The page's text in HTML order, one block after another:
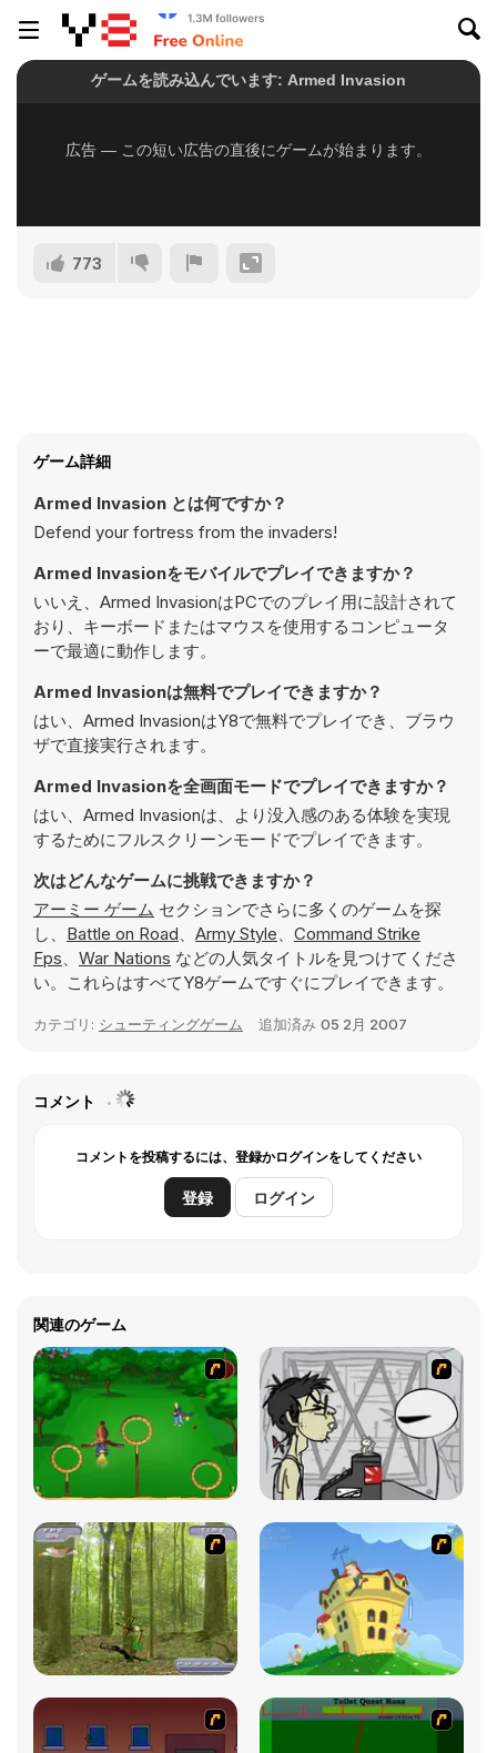
773
ゲーム詳細
Armed Invasion とは何ですか？
Defend your fortress from the invaders!
Armed Invasionをモバイルでプレイできますか？
いいえ、Armed InvasionはPCでのプレイ用に設計されて
おり、キーボードまたはマウスを使用するコンピュータ
ーで最適に動作します。
Armed Invasionは無料でプレイできますか？
はい、Armed InvasionはY8で無料でプレイでき、ブラウ
ザで直接実行されます。
Armed Invasionを全画面モードでプレイできますか？
はい、Armed Invasionは、より没入感のある体験を実現
するためにフルスクリーンモードでプレイできます。
次はどんなゲームに挑戦できますか？
アーミー ゲーム セクションでさらに多くのゲームを探
し、 Battle on Road、 Army Style、 Command Strike
Fps、 War Nations などの人気タイトルを見つけてくださ
い。これらはすべてY8ゲームですぐにプレイできます。
カテゴリ: シューティングゲーム 追加済み 05 2月 2007
コメント
コメントを投稿するには、登録かログインをしてください
登録 ログイン
関連のゲーム